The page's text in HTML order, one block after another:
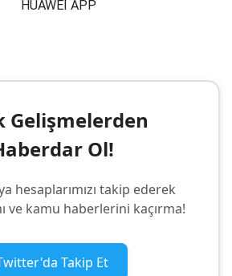
Gelişmelerden
Ol!
hesaplarımızı takip ederek
ve kamu haberlerini kaçırma!
Takip Et